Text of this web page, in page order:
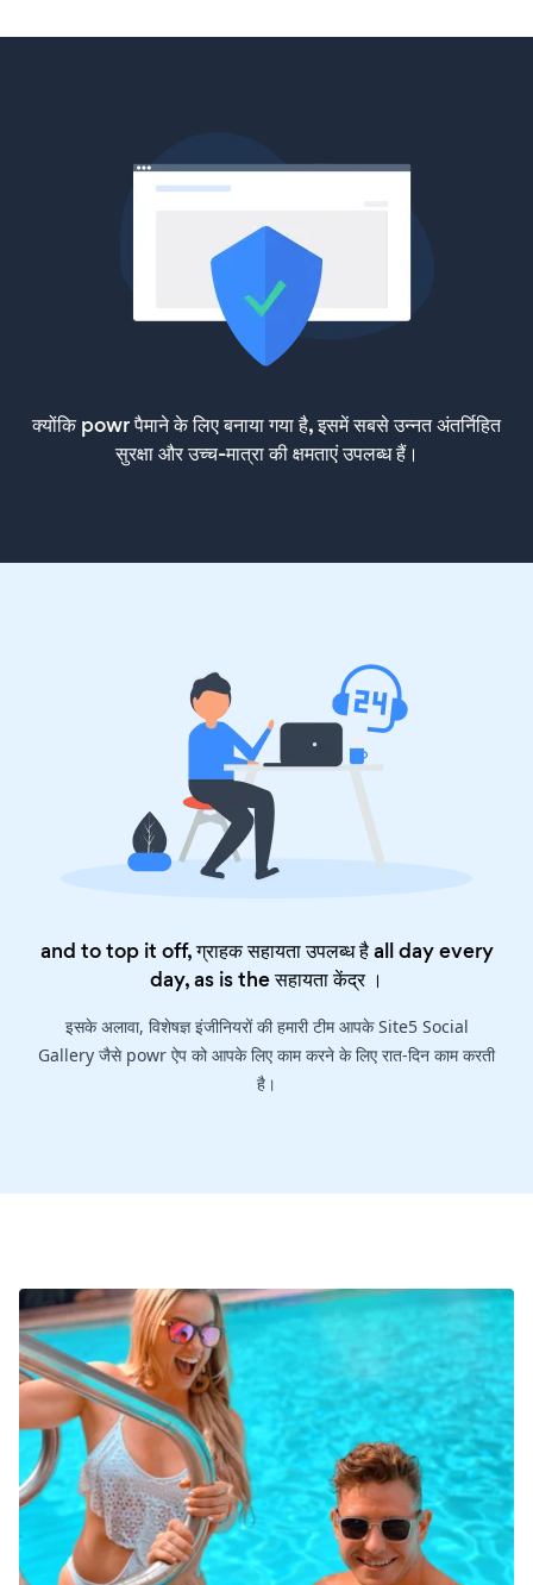
क्योंकि powr पैमाने के लिए बनाया गया है, इसमें सबसे उन्नत अंतर्निहित
सुरक्षा और उच्च-मात्रा की क्षमताएं उपलब्ध हैं।
and to top it off, ग्राहक सहायता उपलब्ध है all day every
day, as is theसहायता केंद्र।
इसके अलावा, विशेषज्ञ इंजीनियरों की हमारी टीम आपके Site5 Social
Gallery जैसे powr ऐप को आपके लिए काम करने के लिए रात-दिन काम करती
है।